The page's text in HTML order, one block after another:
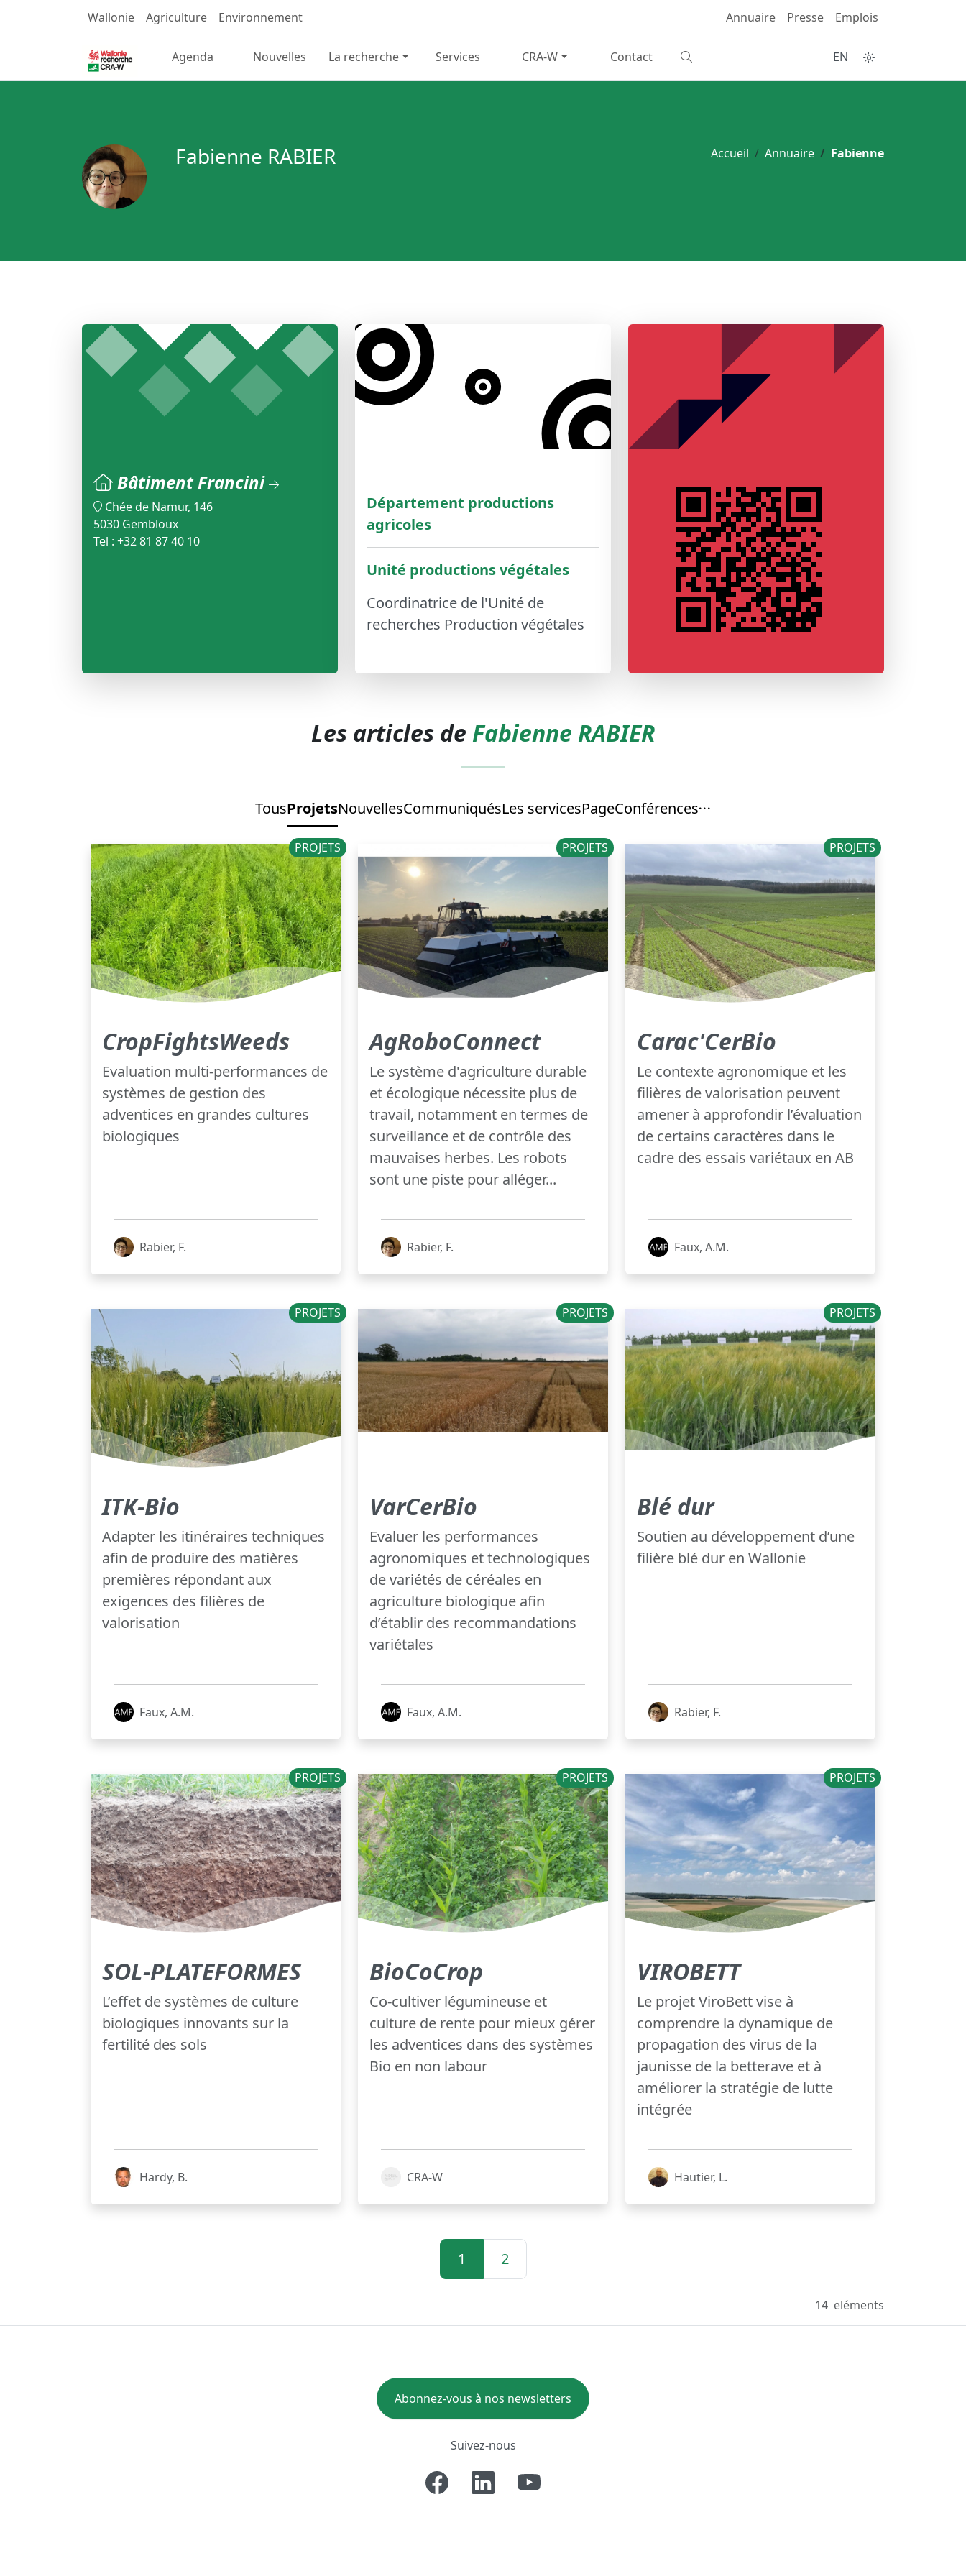
Wallonie Agriculture Environnement Annuaire Presse Emplois
Agenda Nouvelles La recherche Services CRA-W Contact EN
Accueil Annuaire Fabienne
Fabienne RABIER
Bâtiment Francini
Chée de Namur, 146
5030 Gembloux
Tel : +32 81 87 40 10
Département productions
agricoles
Unité productions végétales
Coordinatrice de l'Unité de
recherches Production végétales
Les articles de Fabienne RABIER
TousProjetsNouvellesCommuniquésLes servicesPageConférences
PROJETS
CropFightsWeeds
Evaluation multi-performances de
systèmes de gestion des
adventices en grandes cultures
biologiques
Rabier, F.
PROJETS
AgRoboConnect
Le système d'agriculture durable
et écologique nécessite plus de
travail, notamment en termes de
surveillance et de contrôle des
mauvaises herbes. Les robots
sont une piste pour alléger...
Rabier, F.
PROJETS
Carac'CerBio
Le contexte agronomique et les
filières de valorisation peuvent
amener à approfondir l’évaluation
de certains caractères dans le
cadre des essais variétaux en AB
Faux, A.M.
PROJETS
ITK-Bio
Adapter les itinéraires techniques
afin de produire des matières
premières répondant aux
exigences des filières de
valorisation
Faux, A.M.
PROJETS
VarCerBio
Evaluer les performances
agronomiques et technologiques
de variétés de céréales en
agriculture biologique afin
d’établir des recommandations
variétales
Faux, A.M.
PROJETS
Blé dur
Soutien au développement d’une
filière blé dur en Wallonie
Rabier, F.
PROJETS
SOL-PLATEFORMES
L’effet de systèmes de culture
biologiques innovants sur la
fertilité des sols
Hardy, B.
PROJETS
BioCoCrop
Co-cultiver légumineuse et
culture de rente pour mieux gérer
les adventices dans des systèmes
Bio en non labour
CRA-W
PROJETS
VIROBETT
Le projet ViroBett vise à
comprendre la dynamique de
propagation des virus de la
jaunisse de la betterave et à
améliorer la stratégie de lutte
intégrée
Hautier, L.
1 2
14 eléments
Abonnez-vous à nos newsletters
Suivez-nous